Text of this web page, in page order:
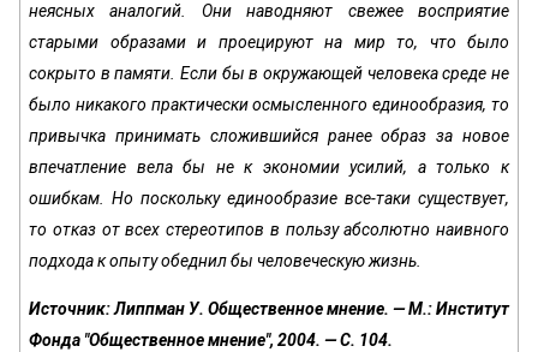
неясных аналогий. Они наводняют свежее восприятие
старыми образами и проецируют на мир то, что было
сокрыто в памяти. Если бы в окружающей человека среде не
было никакого практически осмысленного единообразия, то
привычка принимать сложившийся ранее образ за новое
впечатление вела бы не к экономии усилий, а только к
ошибкам. Но поскольку единообразие все-таки существует,
то отказ от всех стереотипов в пользу абсолютно наивного
подхода к опыту обеднил бы человеческую жизнь.
Источник: Липпман У. Общественное мнение. — М.: Институт
Фонда "Общественное мнение", 2004. — С. 104.